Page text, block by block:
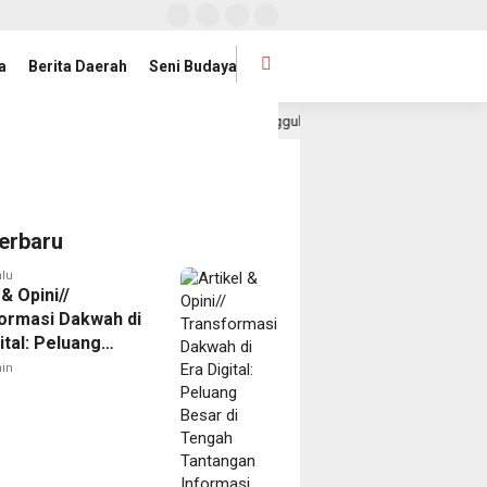
Berita Daerah Seni Budaya
Intensifkan Percepatan Penanggulangan Tuberkulosis
Opini//
Dakwah di
Peluang
Tengah